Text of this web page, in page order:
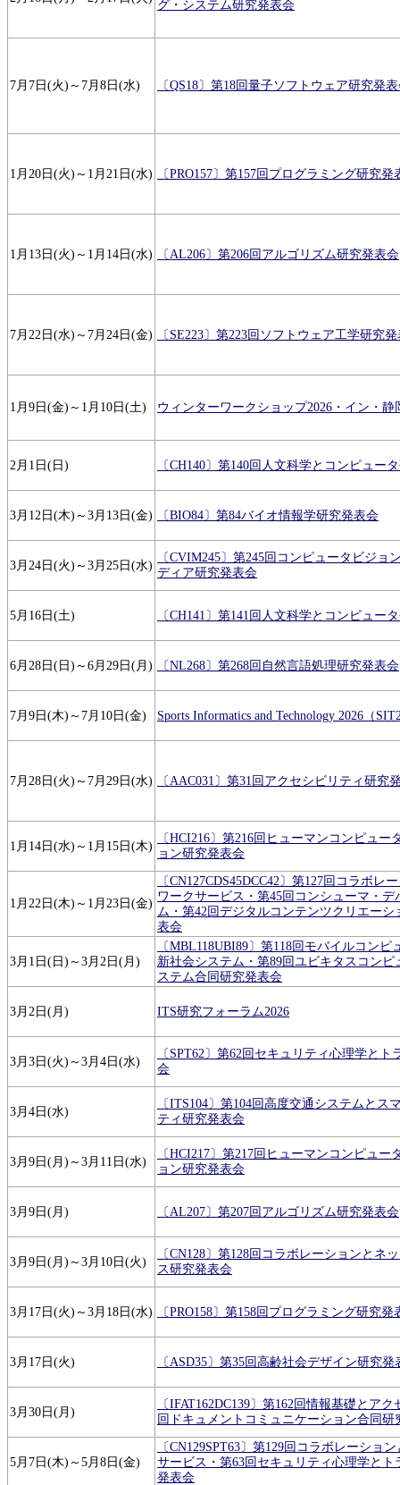
グ・システム研究発表会
7月7日(火)～7月8日(水) 〔QS18〕第18回量子ソフトウェア研究発
1月20日(火)～1月21日(水) 〔PRO157〕第157回プログラミング研究発
1月13日(火)～1月14日(水) 〔AL206〕第206回アルゴリズム研究発表会
7月22日(水)～7月24日(金) 〔SE223〕第223回ソフトウェア工学研究
1月9日(金)～1月10日(土) ウィンターワークショップ2026・イン・静
2月1日(日) 〔CH140〕第140回人文科学とコンピュー
3月12日(木)～3月13日(金) 〔BIO84〕第84バイオ情報学研究発表会
3月24日(火)～3月25日(水)
〔CVIM245〕第245回コンピュータビジョ
ディア研究発表会
5月16日(土) 〔CH141〕第141回人文科学とコンピュー
6月28日(日)～6月29日(月) 〔NL268〕第268回自然言語処理研究発表会
7月9日(木)～7月10日(金) Sports Informatics and Technology 2026（
7月28日(火)～7月29日(水) 〔AAC031〕第31回アクセシビリティ研究
1月14日(水)～1月15日(木)
〔HCI216〕第216回ヒューマンコンピュー
ョン研究発表会
1月22日(木)～1月23日(金)
〔CN127CDS45DCC42〕第127回コラボレ
ワークサービス・第45回コンシューマ・デ
ム・第42回デジタルコンテンツクリエーシ
表会
3月1日(日)～3月2日(月)
〔MBL118UBI89〕第118回モバイルコンピ
新社会システム・第89回ユビキタスコンピ
ステム合同研究発表会
3月2日(月) ITS研究フォーラム2026
3月3日(火)～3月4日(水)
〔SPT62〕第62回セキュリティ心理学とト
会
3月4日(水)
〔ITS104〕第104回高度交通システムとス
ティ研究発表会
3月9日(月)～3月11日(水)
〔HCI217〕第217回ヒューマンコンピュー
ョン研究発表会
3月9日(月) 〔AL207〕第207回アルゴリズム研究発表会
3月9日(月)～3月10日(火)
〔CN128〕第128回コラボレーションとネ
ス研究発表会
3月17日(火)～3月18日(水) 〔PRO158〕第158回プログラミング研究発
3月17日(火) 〔ASD35〕第35回高齢社会デザイン研究発
3月30日(月)
〔IFAT162DC139〕第162回情報基礎とア
回ドキュメントコミュニケーション合同研
5月7日(木)～5月8日(金)
〔CN129SPT63〕第129回コラボレーショ
サービス・第63回セキュリティ心理学とト
発表会